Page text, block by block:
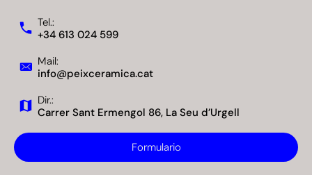
Tel.:
+34 613 024 599
Mail:
info@peixceramica.cat
Dir.:
Carrer Sant Ermengol 86, La Seu d’Urgell
Formulario